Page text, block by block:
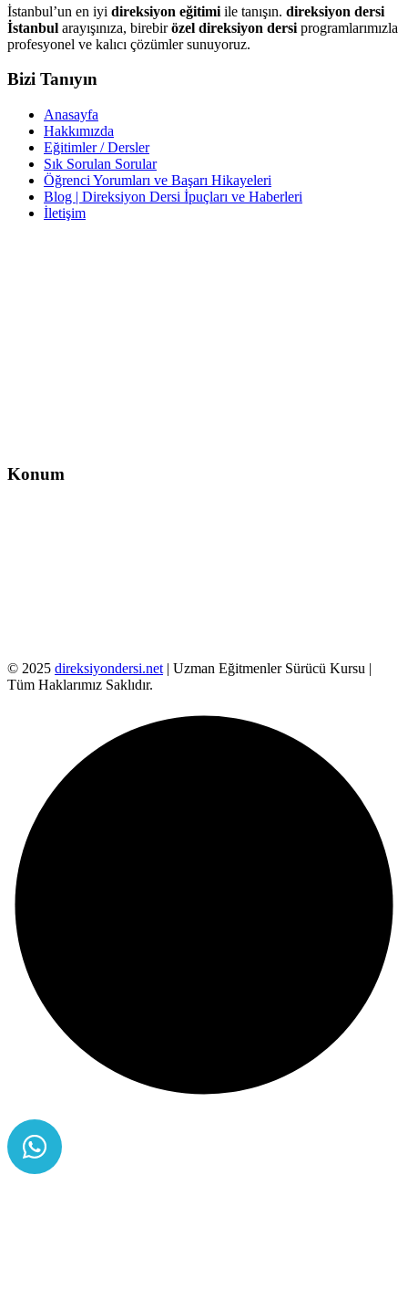
İstanbul’un en iyi direksiyon eğitimi ile tanışın. direksiyon dersi
İstanbul arayışınıza, birebirözel direksiyon dersi programlarımızla
profesyonel ve kalıcı çözümler sunuyoruz.
Bizi Tanıyın
Anasayfa
Hakkımızda
Eğitimler / Dersler
Sık Sorulan Sorular
Öğrenci Yorumları ve Başarı Hikayeleri
Blog | Direksiyon Dersi İpuçları ve Haberleri
İletişim
Konum
© 2025 direksiyondersi.net | Uzman Eğitmenler Sürücü Kursu |
Tüm Haklarımız Saklıdır.